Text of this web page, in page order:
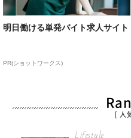
明日働ける単発バイト求人サイト
PR(ショットワークス)
[ 人